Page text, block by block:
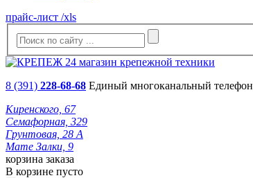
прайс-лист /xls
8 (391) 228-68-68 Единый многоканальный телефон
Киренского, 67
Семафорная, 329
Грунтовая, 28 А
Мате Залки, 9
корзина заказа
В корзине пусто